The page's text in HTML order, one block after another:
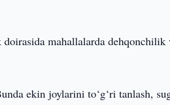
mahallalarda dehqonchilik
ekin joylarini to‘g‘ri tanlash,